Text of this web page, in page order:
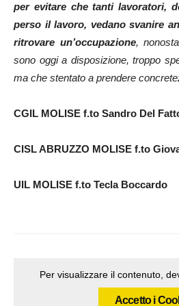
per evitare che tanti lavoratori,
perso il lavoro, vedano svanire
ritrovare un’occupazione,
sono oggi a disposizione, troppo
ma che stentato a prendere
CGIL MOLISE f.to Sandro Del
CISL ABRUZZO MOLISE f.to
UIL MOLISE f.to Tecla Boccardo
Per visualizzare il contenuto,
Accetto i